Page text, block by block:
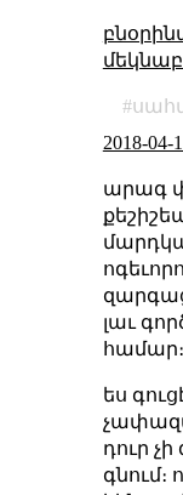
2018-04-
արագ
լաւ
համար։
ես
դուր
գնում։